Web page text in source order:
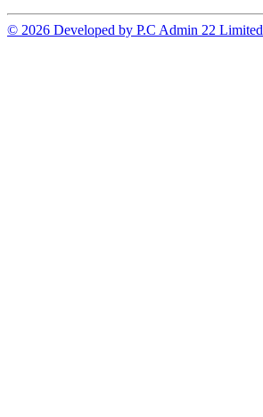
© 2026 Developed by P.C Admin 22 Limited